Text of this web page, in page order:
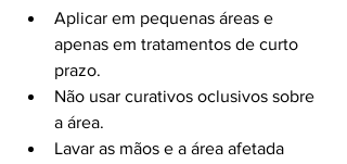
Aplicar em pequenas áreas e
apenas em tratamentos de curto
prazo.
Não usar curativos oclusivos sobre
a área.
Lavar as mãos e a área afetada